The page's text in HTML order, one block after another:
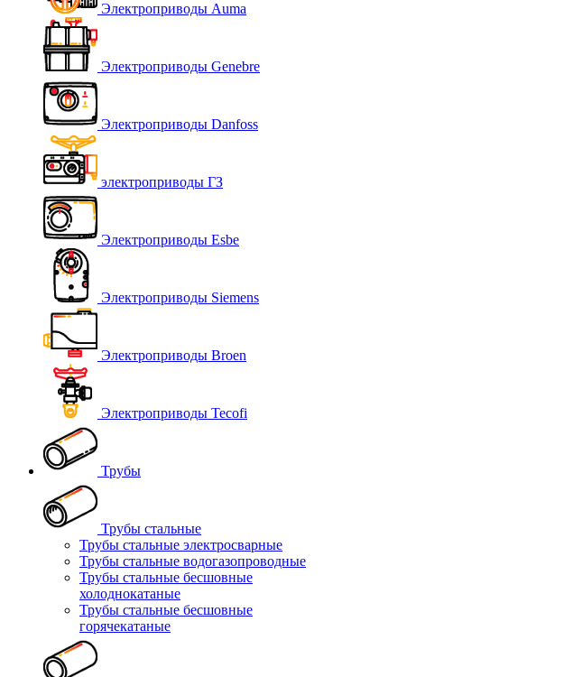
Электроприводы Auma
Электроприводы Genebre
Электроприводы Danfoss
электроприводы ГЗ
Электроприводы Esbe
Электроприводы Siemens
Электроприводы Broen
Электроприводы Tecofi
Трубы
Трубы стальные
Трубы стальные электросварные
Трубы стальные водогазопроводные
Трубы стальные бесшовные
холоднокатаные
Трубы стальные бесшовные
горячекатаные